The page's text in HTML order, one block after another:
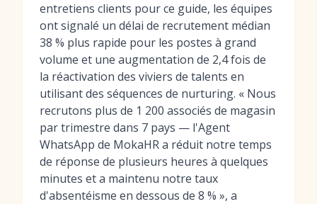
entretiens clients pour ce guide, les équipes
ont signalé un délai de recrutement médian
38 % plus rapide pour les postes à grand
volume et une augmentation de 2,4 fois de
la réactivation des viviers de talents en
utilisant des séquences de nurturing. « Nous
recrutons plus de 1 200 associés de magasin
par trimestre dans 7 pays — l'Agent
WhatsApp de MokaHR a réduit notre temps
de réponse de plusieurs heures à quelques
minutes et a maintenu notre taux
d'absentéisme en dessous de 8 % », a